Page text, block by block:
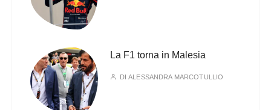
La F1 torna in Malesia
DIALESSANDRA MARCOTULLIO